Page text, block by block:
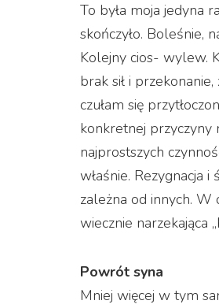
To była moja jedyna
skończyło. Boleśnie,
Kolejny cios- wylew.
brak sił i
czułam się
konkretnej przyczyny
najprostszych
właśnie. Rezygnacja i
zależna od innych. W
wiecznie narzekająca
Powrót syna
Mniej więcej w tym